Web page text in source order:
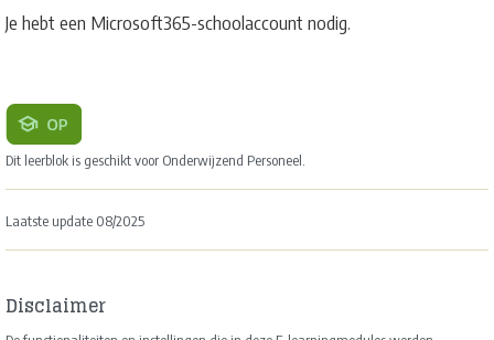
Je hebt een Microsoft365-schoolaccount nodig.
Dit leerblok is geschikt voor Onderwijzend Personeel.
Laatste update 08/2025
Disclaimer